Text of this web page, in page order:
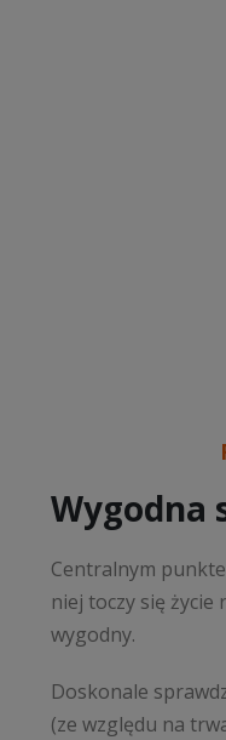
Wygodna
Centralnym
niej toczy się
wygodny.
Doskonale
(ze względu na